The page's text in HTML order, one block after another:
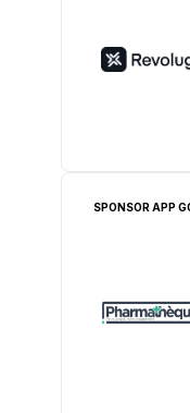
SPONSOR APP